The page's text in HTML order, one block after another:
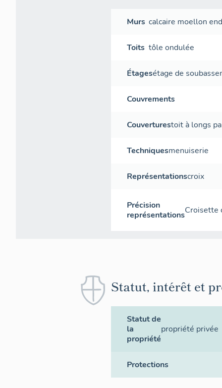
Murs calcaire moellon
Toits tôle ondulée
Étagesétage de
Couvrements
Couverturestoit à longs
Techniquesmenuiserie
Représentationscroix
Précision
représentationsCroisette
Statut, intérêt et
Statut de
la
propriété
propriété privée
Protections